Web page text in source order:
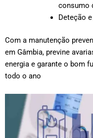
consumo
Deteção
Com a manutenção
em Gâmbia, previne
energia e garante o bom
todo o ano